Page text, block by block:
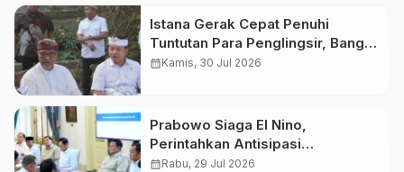
Istana Gerak Cepat Penuhi
Tuntutan Para Penglingsir, Bangun
Bandara Internasional Bali Utara
calendar_monthKamis, 30 Jul 2026
Prabowo Siaga El Nino,
Perintahkan Antisipasi
Kekeringan dan Karhutla Nasional
calendar_monthRabu, 29 Jul 2026